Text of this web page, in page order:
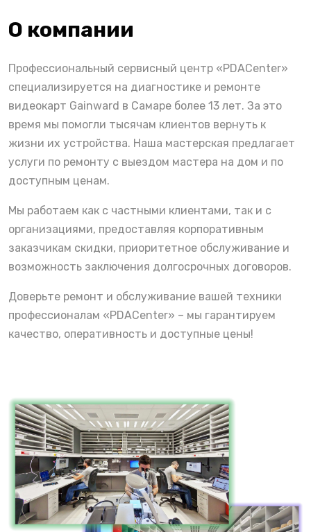
О компании
Профессиональный сервисный центр «PDACenter»
специализируется на диагностике и ремонте
видеокарт Gainward в Самаре более 13 лет. За это
время мы помогли тысячам клиентов вернуть к
жизни их устройства. Наша мастерская предлагает
услуги по ремонту с выездом мастера на дом и по
доступным ценам.
Мы работаем как с частными клиентами, так и с
организациями, предоставляя корпоративным
заказчикам скидки, приоритетное обслуживание и
возможность заключения долгосрочных договоров.
Доверьте ремонт и обслуживание вашей техники
профессионалам «PDACenter» – мы гарантируем
качество, оперативность и доступные цены!